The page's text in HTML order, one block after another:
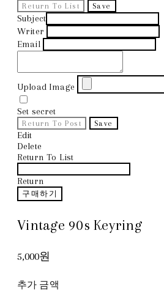
Return To List Save
Subject
Writer
Email
Upload Image
Set secret
Return To Post Save
Edit
Delete
Return To List
Return
구매하기
Vintage 90s Keyring
5,000원
추가 금액